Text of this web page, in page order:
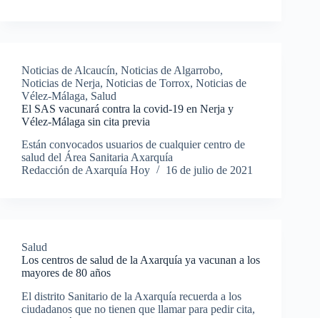
Noticias de Alcaucín, Noticias de Algarrobo,
Noticias de Nerja, Noticias de Torrox, Noticias de
Vélez-Málaga, Salud
El SAS vacunará contra la covid-19 en Nerja y
Vélez-Málaga sin cita previa
Están convocados usuarios de cualquier centro de
salud del Área Sanitaria Axarquía
Redacción de Axarquía Hoy
16 de julio de 2021
Salud
Los centros de salud de la Axarquía ya vacunan a los
mayores de 80 años
El distrito Sanitario de la Axarquía recuerda a los
ciudadanos que no tienen que llamar para pedir cita,